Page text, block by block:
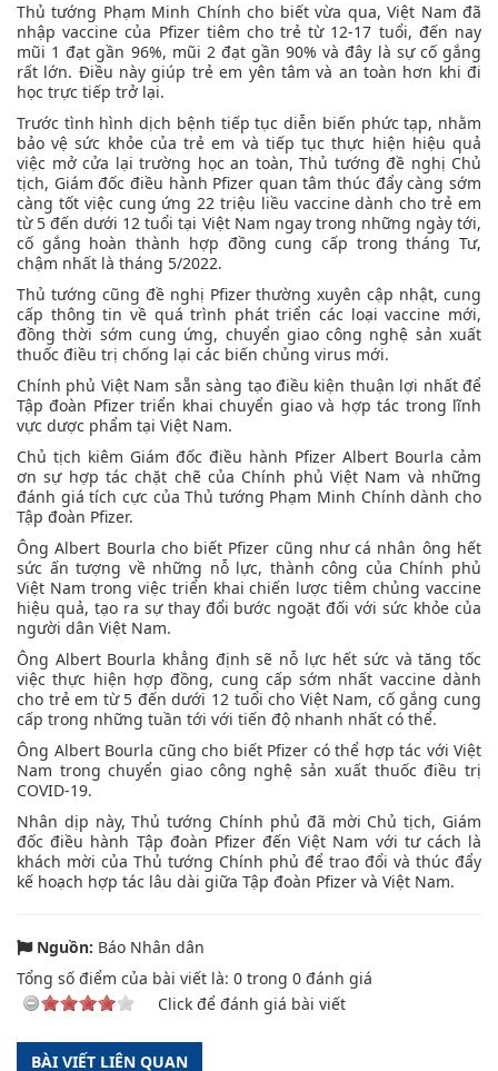
Thủ tướng Phạm Minh Chính cho biết vừa qua, Việt Nam đã
nhập vaccine của Pfizer tiêm cho trẻ từ 12-17 tuổi, đến nay
mũi 1 đạt gần 96%, mũi 2 đạt gần 90% và đây là sự cố gắng
rất lớn. Điều này giúp trẻ em yên tâm và an toàn hơn khi đi
học trực tiếp trở lại.
Trước tình hình dịch bệnh tiếp tục diễn biến phức tạp, nhằm
bảo vệ sức khỏe của trẻ em và tiếp tục thực hiện hiệu quả
việc mở cửa lại trường học an toàn, Thủ tướng đề nghị Chủ
tịch, Giám đốc điều hành Pfizer quan tâm thúc đẩy càng sớm
càng tốt việc cung ứng 22 triệu liều vaccine dành cho trẻ em
từ 5 đến dưới 12 tuổi tại Việt Nam ngay trong những ngày tới,
cố gắng hoàn thành hợp đồng cung cấp trong tháng Tư,
chậm nhất là tháng 5/2022.
Thủ tướng cũng đề nghị Pfizer thường xuyên cập nhật, cung
cấp thông tin về quá trình phát triển các loại vaccine mới,
đồng thời sớm cung ứng, chuyển giao công nghệ sản xuất
thuốc điều trị chống lại các biến chủng virus mới.
Chính phủ Việt Nam sẵn sàng tạo điều kiện thuận lợi nhất để
Tập đoàn Pfizer triển khai chuyển giao và hợp tác trong lĩnh
vực dược phẩm tại Việt Nam.
Chủ tịch kiêm Giám đốc điều hành Pfizer Albert Bourla cảm
ơn sự hợp tác chặt chẽ của Chính phủ Việt Nam và những
đánh giá tích cực của Thủ tướng Phạm Minh Chính dành cho
Tập đoàn Pfizer.
Ông Albert Bourla cho biết Pfizer cũng như cá nhân ông hết
sức ấn tượng về những nỗ lực, thành công của Chính phủ
Việt Nam trong việc triển khai chiến lược tiêm chủng vaccine
hiệu quả, tạo ra sự thay đổi bước ngoặt đối với sức khỏe của
người dân Việt Nam.
Ông Albert Bourla khẳng định sẽ nỗ lực hết sức và tăng tốc
việc thực hiện hợp đồng, cung cấp sớm nhất vaccine dành
cho trẻ em từ 5 đến dưới 12 tuổi cho Việt Nam, cố gắng cung
cấp trong những tuần tới với tiến độ nhanh nhất có thể.
Ông Albert Bourla cũng cho biết Pfizer có thể hợp tác với Việt
Nam trong chuyển giao công nghệ sản xuất thuốc điều trị
COVID-19.
Nhân dịp này, Thủ tướng Chính phủ đã mời Chủ tịch, Giám
đốc điều hành Tập đoàn Pfizer đến Việt Nam với tư cách là
khách mời của Thủ tướng Chính phủ để trao đổi và thúc đẩy
kế hoạch hợp tác lâu dài giữa Tập đoàn Pfizer và Việt Nam.
Nguồn: Báo Nhân dân
Tổng số điểm của bài viết là: 0 trong 0 đánh giá
Click để đánh giá bài viết
BÀI VIẾT LIÊN QUAN